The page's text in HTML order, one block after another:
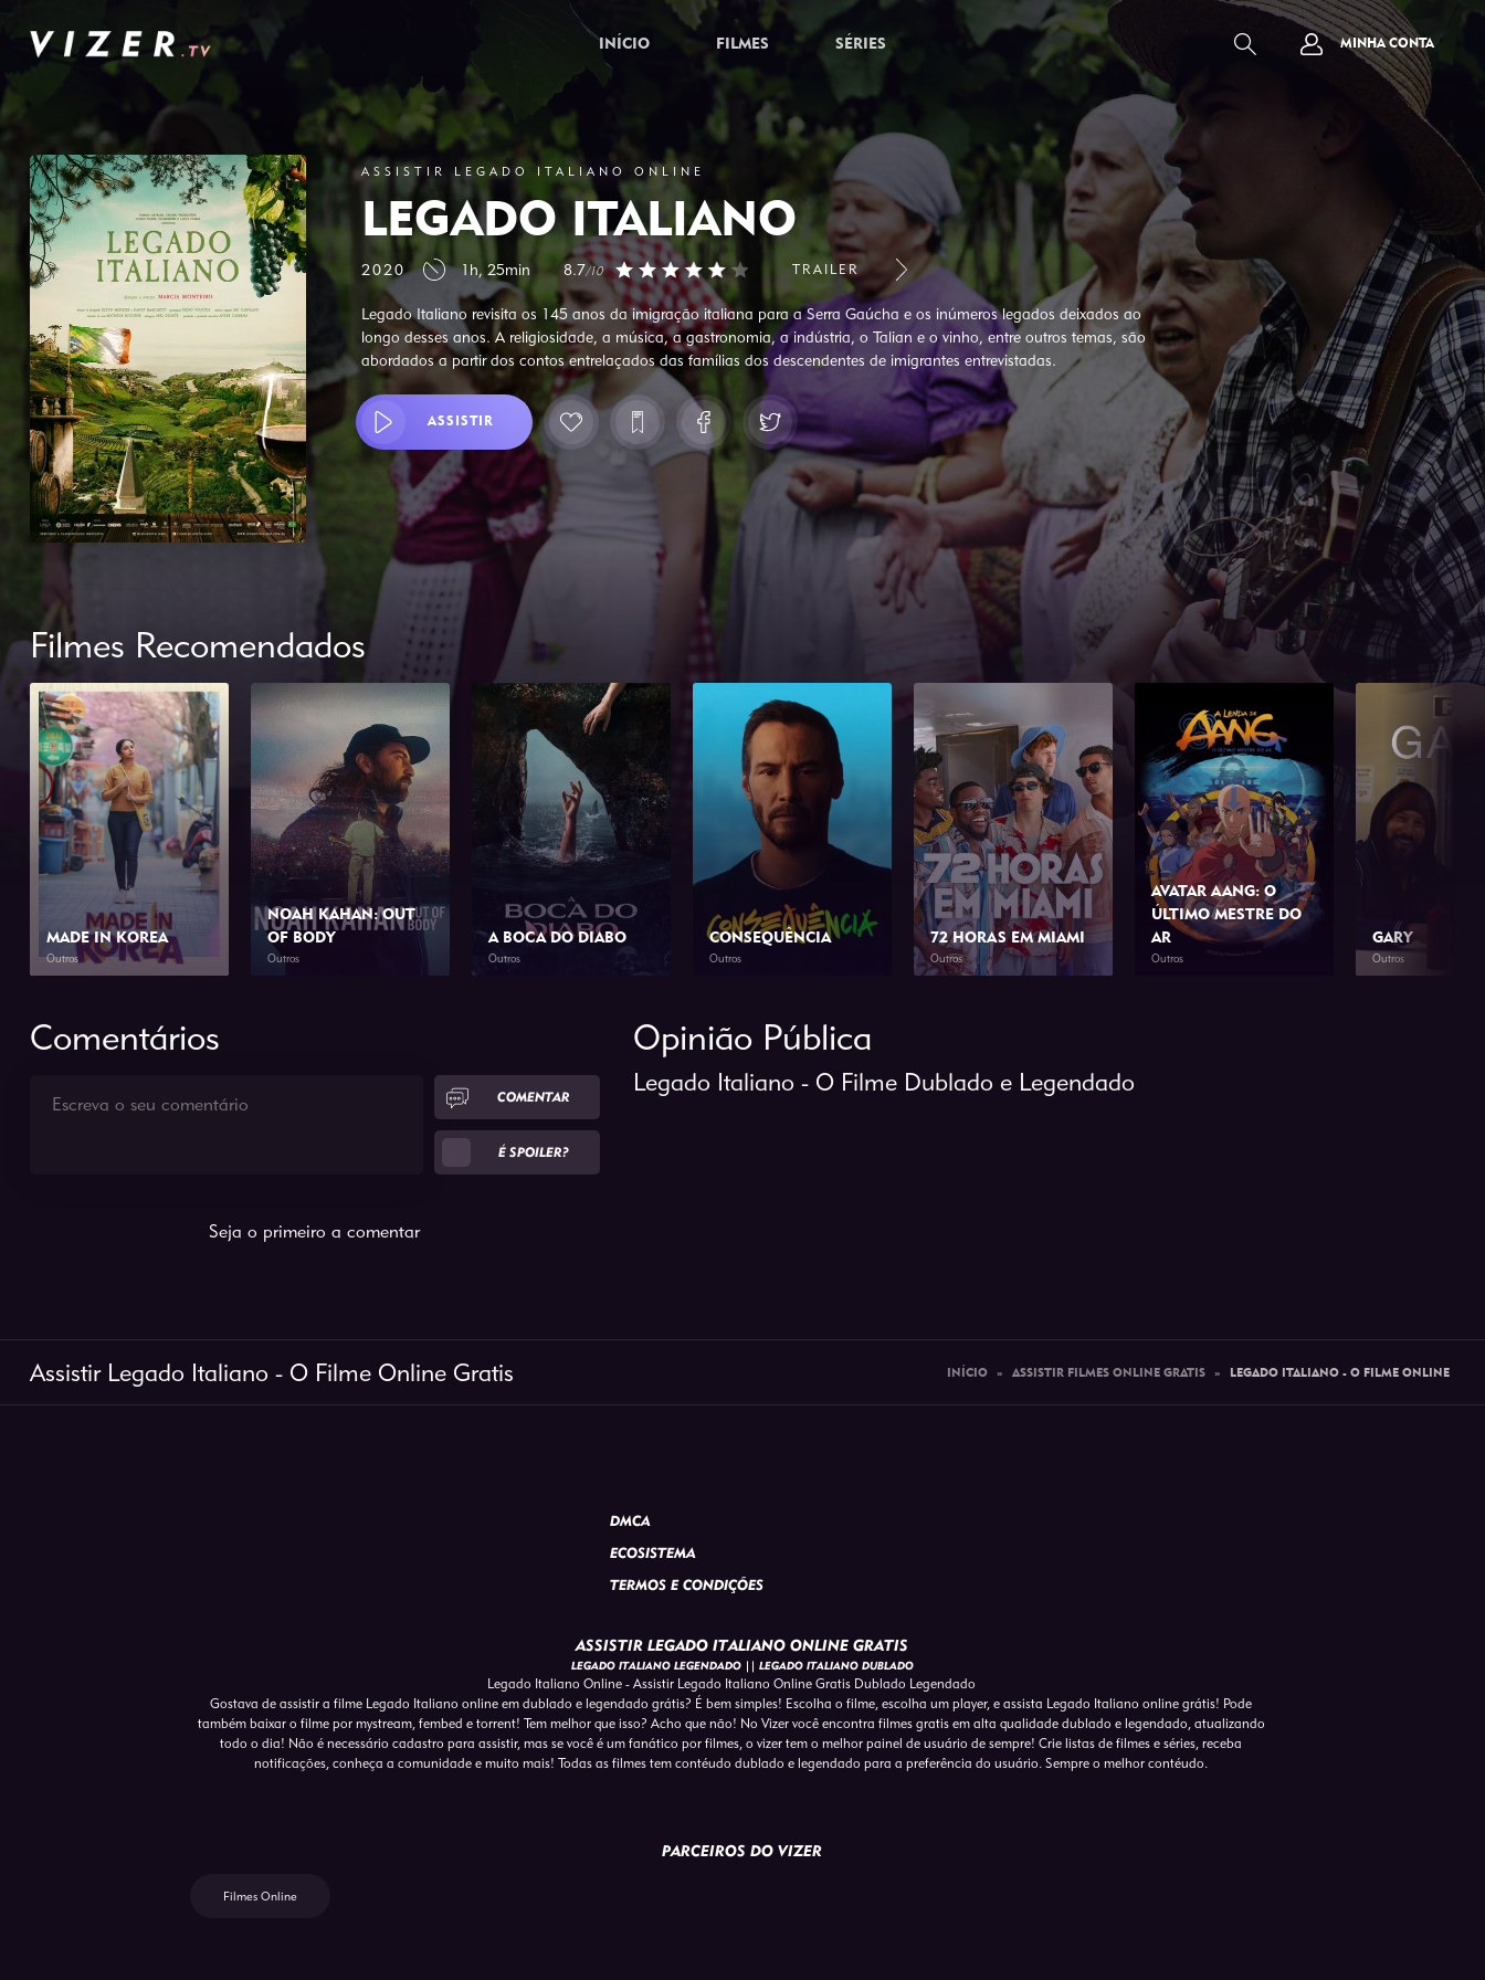
INÍCIO FILMES SÉRIES MINHA CONTA
ASSISTIR LEGADO ITALIANO ONLINE
LEGADO ITALIANO
2020 1h, 25min 8.7/10 TRAILER
Legado Italiano revisita os 145 anos da imigração italiana para a Serra Gaúcha e os inúmeros legados deixados ao
longo desses anos. A religiosidade, a música, a gastronomia, a indústria, o Talian e o vinho, entre outros temas, são
abordados a partir dos contos entrelaçados das famílias dos descendentes de imigrantes entrevistadas.
ASSISTIR
Filmes Recomendados
MADE IN KOREA
Outros
NOAH KAHAN: OUT
OF BODY
Outros
A BOCA DO DIABO
Outros
CONSEQUÊNCIA
Outros
72 HORAS EM MIAMI
Outros
AVATAR AANG: O
ÚLTIMO MESTRE DO
AR
Outros
GARY
Outros
Comentários
COMENTAR
É SPOILER?
Seja o primeiro a comentar
Opinião Pública
Legado Italiano - O Filme Dublado e Legendado
Assistir Legado Italiano - O Filme Online Gratis INÍCIO » ASSISTIR FILMES ONLINE GRATIS » LEGADO ITALIANO - O FILME ONLINE
DMCA
ECOSISTEMA
TERMOS E CONDIÇÕES
ASSISTIR LEGADO ITALIANO ONLINE GRATIS
LEGADO ITALIANO LEGENDADO || LEGADO ITALIANO DUBLADO
Legado Italiano Online - Assistir Legado Italiano Online Gratis Dublado Legendado
Gostava de assistir a filme Legado Italiano online em dublado e legendado grátis? É bem simples! Escolha o filme, escolha um player, e assista Legado Italiano online grátis! Pode
também baixar o filme por mystream, fembed e torrent! Tem melhor que isso? Acho que não! No Vizer você encontra filmes gratis em alta qualidade dublado e legendado, atualizando
todo o dia! Não é necessário cadastro para assistir, mas se você é um fanático por filmes, o vizer tem o melhor painel de usuário de sempre! Crie listas de filmes e séries, receba
notificações, conheça a comunidade e muito mais! Todas as filmes tem contéudo dublado e legendado para a preferência do usuário. Sempre o melhor contéudo.
PARCEIROS DO VIZER
Filmes Online